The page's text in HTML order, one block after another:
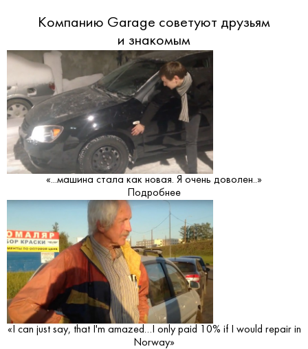
Компанию Garage советуют друзьям
и знакомым
«...машина стала как новая. Я очень доволен..»
Подробнее
«I can just say, that I'm amazed…I only paid 10% if I would repair in
Norway»